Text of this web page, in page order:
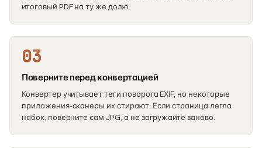
итоговый PDF на ту же долю.
03
Поверните перед конвертацией
Конвертер учитывает теги поворота EXIF, но некоторые
приложения-сканеры их стирают. Если страница легла
набок, поверните сам JPG, а не загружайте заново.